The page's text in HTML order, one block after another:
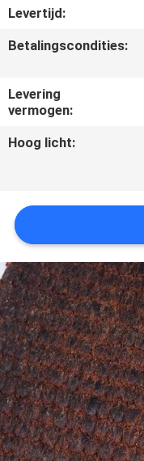
OM EEN
CITAAT
SITEMAP
PRIVACY
Levertijd:
Betalingscondities:
Levering
vermogen:
Hoog licht: